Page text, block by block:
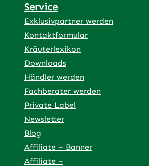
Service
Exklusivpartner werden
Kontaktformular
Kräuterlexikon
Downloads
Händler werden
Fachberater werden
Private Label
Newsletter
Blog
Affiliate – Banner
Affiliate –